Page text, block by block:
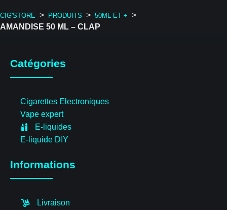
CIG'STORE > PRODUITS > 50ML ET + >
AMANDISE 50 ML – CLAP
Catégories
Cigarettes Electroniques
Vape expert
E-liquides
E-liquide DIY
Informations
Livraison